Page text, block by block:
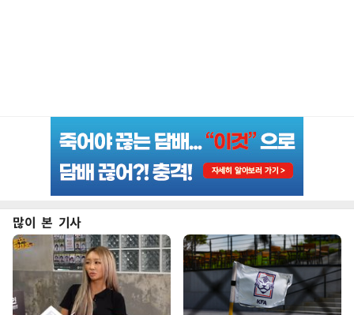
많이 본 기사